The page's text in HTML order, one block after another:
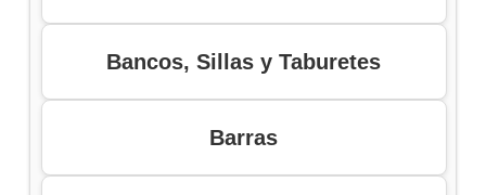
Bancos, Sillas y Taburetes
Barras